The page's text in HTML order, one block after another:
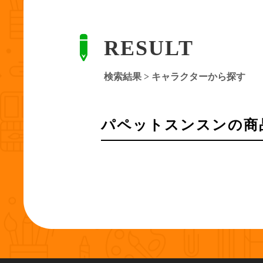
RESULT
検索結果 > キャラクターから探す
パペットスンスンの商